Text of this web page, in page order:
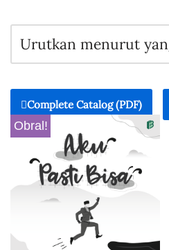
Complete Catalog (PDF)
Obral!